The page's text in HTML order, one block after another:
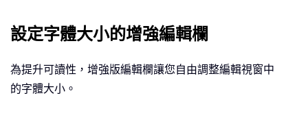
設定字體大小的增強編輯欄
為提升可讀性，增強版編輯欄讓您自由調整編輯視窗中
的字體大小。